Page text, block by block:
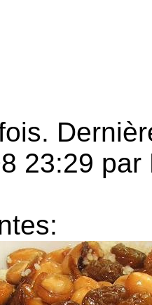
23:29 par